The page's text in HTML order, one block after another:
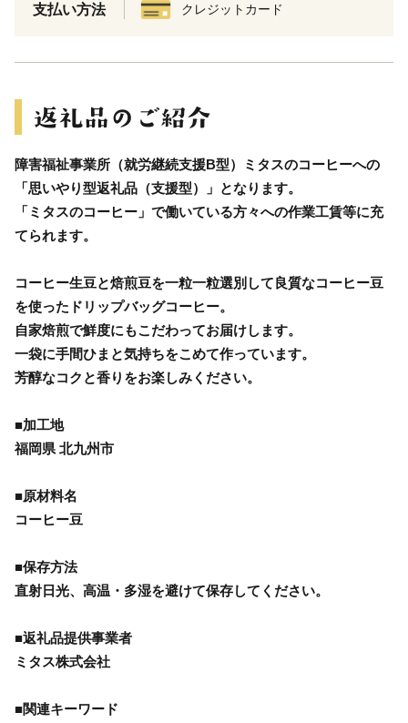
支払い方法 クレジットカード
障害福祉事業所（就労継続支援B型）ミタスのコーヒーへの
「思いやり型返礼品（支援型）」となります。
「ミタスのコーヒー」で働いている方々への作業工賃等に充
てられます。
コーヒー生豆と焙煎豆を一粒一粒選別して良質なコーヒー豆
を使ったドリップバッグコーヒー。
自家焙煎で鮮度にもこだわってお届けします。
一袋に手間ひまと気持ちをこめて作っています。
芳醇なコクと香りをお楽しみください。
■加工地
福岡県 北九州市
■原材料名
コーヒー豆
■保存方法
直射日光、高温・多湿を避けて保存してください。
■返礼品提供事業者
ミタス株式会社
■関連キーワード